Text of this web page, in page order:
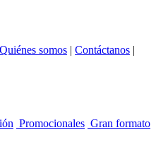
Quiénes somos | Contáctanos |
Promocionales Gran formato